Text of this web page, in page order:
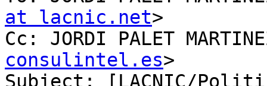
at lacnic.net>
Cc: JORDI PALET
consulintel.es>
Subject: [LACNIC/